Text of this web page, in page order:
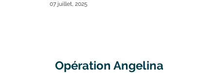
07 juillet, 2025
Opération Angelina